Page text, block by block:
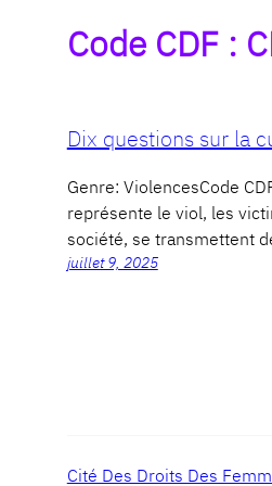
Code CDF :
Dix questions sur la
Genre: ViolencesCode
représente le viol, les
société, se transmettent
juillet 9, 2025
Cité Des Droits Des